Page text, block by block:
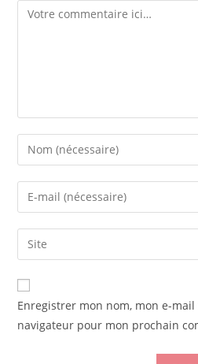
Comment
Enter
your
name
comment
Enter
your
email
address
comment
Saisir
l’URL
de
votre
(facultatif)
Enregistrer mon nom, mon e-
navigateur pour mon prochain